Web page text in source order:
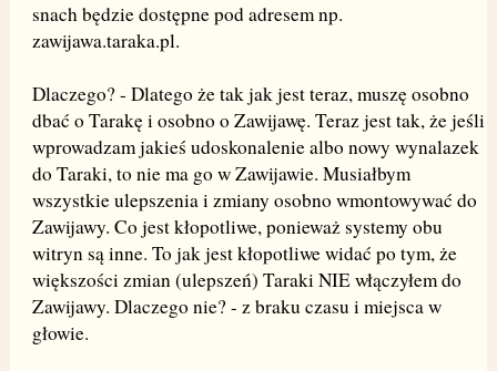
snach będzie dostępne pod adresem np.
zawijawa.taraka.pl.
Dlaczego? - Dlatego że tak jak jest teraz, muszę osobno
dbać o Tarakę i osobno o Zawijawę. Teraz jest tak, że jeśli
wprowadzam jakieś udoskonalenie albo nowy wynalazek
do Taraki, to nie ma go w Zawijawie. Musiałbym
wszystkie ulepszenia i zmiany osobno wmontowywać do
Zawijawy. Co jest kłopotliwe, ponieważ systemy obu
witryn są inne. To jak jest kłopotliwe widać po tym, że
większości zmian (ulepszeń) Taraki NIE włączyłem do
Zawijawy. Dlaczego nie? - z braku czasu i miejsca w
głowie.